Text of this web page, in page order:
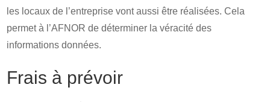
les locaux de l’entreprise vont aussi être réalisées. Cela
permet à l’AFNOR de déterminer la véracité des
informations données.
Frais à prévoir